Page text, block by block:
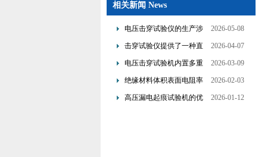
相关新闻 News
电压击穿试验仪的生产涉
及了多个技术领域的整合
2026-05-08
击穿试验仪提供了一种直
观且量化的评估手段
2026-04-07
电压击穿试验机内置多重
保护机制可避免操作风险
2026-03-09
绝缘材料体积表面电阻率
测试仪是基于欧姆定律设
2026-02-03
高压漏电起痕试验机的优
2026-01-12